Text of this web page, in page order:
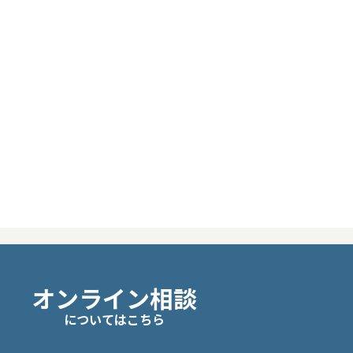
オンライン相談
についてはこちら